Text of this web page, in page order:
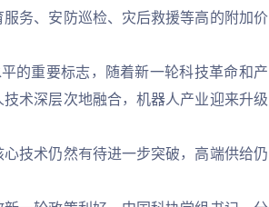
务、安防巡检、灾后救援等高的附加价
的重要标志，随着新一轮科技革命和产
术深层次地融合，机器人产业迎来升级
技术仍然有待进一步突破，高端供给仍